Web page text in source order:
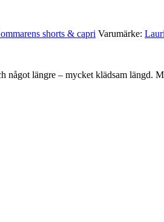
shorts & capri Varumärke:
längre – mycket klädsam längd.